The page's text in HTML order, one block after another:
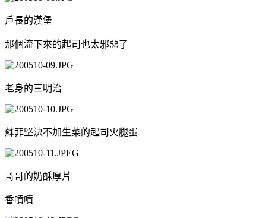
戶長的漢堡
那個流下來的起司也太邪惡了
老身的三明治
蘇菲堅決不加生菜的起司火腿蛋
哥哥的奶酥厚片
香噴噴